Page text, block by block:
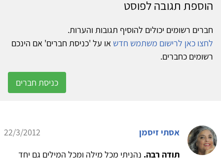
הוספת תגובה לפוסט
חברים רשומים יכולים להוסיף תגובות והערות.
לחצו כאן לרישום משתמש חדש או על 'כניסת חברים' אם הינכם
רשומים כחברים.
כניסת חברים
אסתי זיסמן
22/3/2012
תודה רבה. נהניתי מכל מילה ומכל המילים גם יחד